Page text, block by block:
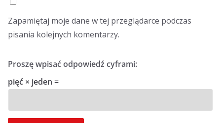
Zapamiętaj moje dane w tej przeglądarce podczas
pisania kolejnych komentarzy.
Proszę wpisać odpowiedź cyframi:
pięć × jeden =